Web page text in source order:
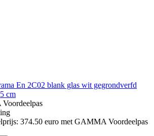
En 2C02 blank glas wit gegrondverfd
cm
374.50 euro met GAMMA Voordeelpas